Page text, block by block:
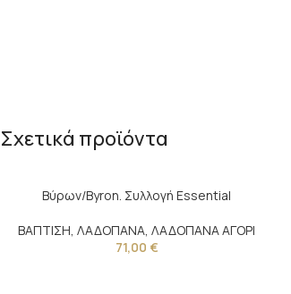
Σχετικά προϊόντα
Βύρων/Byron. Συλλογή Essential
ΒΑΠΤΙΣΗ,ΛΑΔΟΠΑΝΑ,ΛΑΔΟΠΑΝΑ ΑΓΟΡΙ
71,00 €